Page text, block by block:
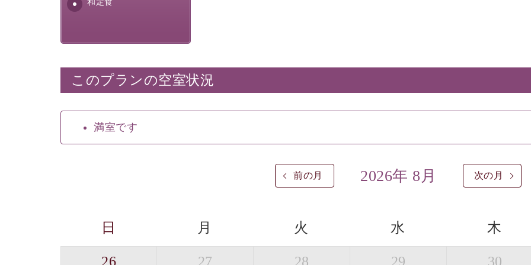
和定食
このプランの空室状況
満室です
前の月 2026年 8月 次の月
日 月 火 水 木
26 27 28 29 30